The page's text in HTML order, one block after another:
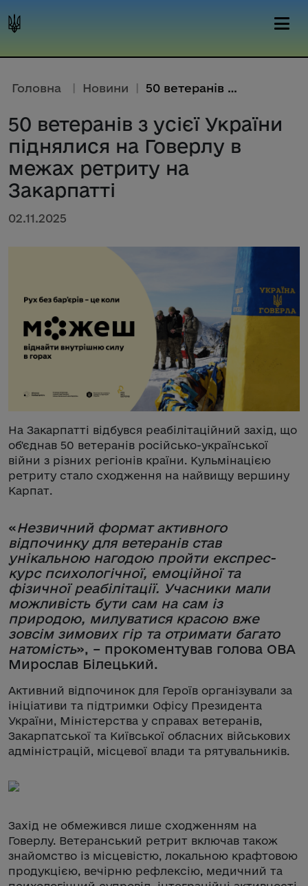
Головна | Новини | 50 ветеранів з усієї України п...
50 ветеранів з усієї України
піднялися на Говерлу в
межах ретриту на
Закарпатті
02.11.2025
На Закарпатті відбувся реабілітаційний захід, що
об'єднав 50 ветеранів російсько-української
війни з різних регіонів країни. Кульмінацією
ретриту стало сходження на найвищу вершину
Карпат.
«Незвичний формат активного
відпочинку для ветеранів став
унікальною нагодою пройти експрес-
курс психологічної, емоційної та
фізичної реабілітації. Учасники мали
можливість бути сам на сам із
природою, милуватися красою вже
зовсім зимових гір та отримати багато
натомість», – прокоментував голова ОВА
Мирослав Білецький.
Активний відпочинок для Героїв організували за
ініціативи та підтримки Офісу Президента
України, Міністерства у справах ветеранів,
Закарпатської та Київської обласних військових
адміністрацій, місцевої влади та рятувальників.
Захід не обмежився лише сходженням на
Говерлу. Ветеранський ретрит включав також
знайомство із місцевістю, локальною крафтовою
продукцією, вечірню рефлексію, медичний та